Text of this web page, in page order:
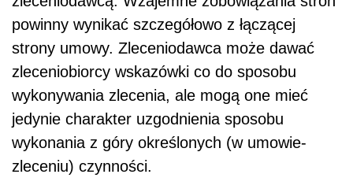
powinny wynikać szczegółowo z łączącej
strony umowy. Zleceniodawca może dawać
zleceniobiorcy wskazówki co do sposobu
wykonywania zlecenia, ale mogą one mieć
jedynie charakter uzgodnienia sposobu
wykonania z góry określonych (w umowie-
zleceniu) czynności.